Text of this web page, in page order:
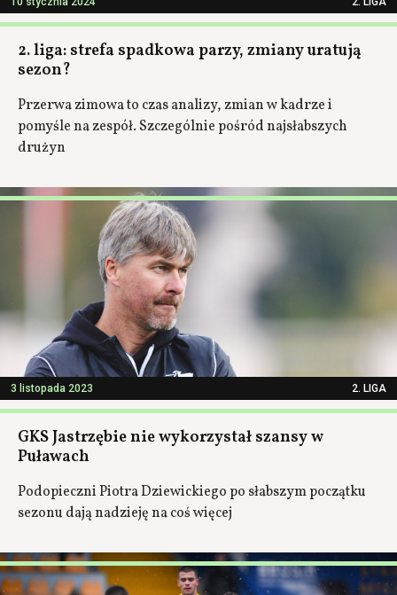
2. liga: strefa spadkowa parzy, zmiany uratują
sezon?
Przerwa zimowa to czas analizy, zmian w kadrze i
pomyśle na zespół. Szczególnie pośród najsłabszych
drużyn
3 listopada 2023 2. LIGA
GKS Jastrzębie nie wykorzystał szansy w
Puławach
Podopieczni Piotra Dziewickiego po słabszym początku
sezonu dają nadzieję na coś więcej